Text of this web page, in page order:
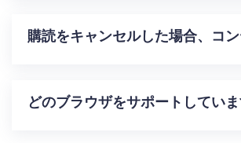
購読をキャンセルした場合、コ
どのブラウザをサポートしていま